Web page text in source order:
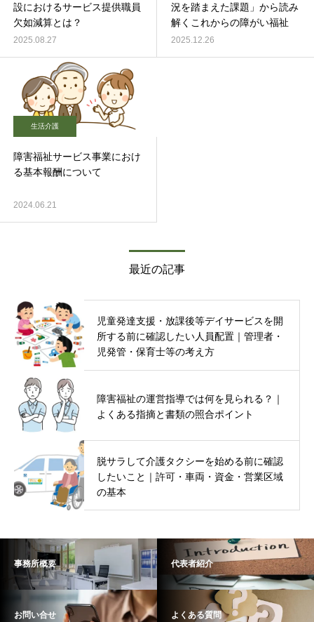
設におけるサービス提供職員
欠如減算とは？
2025.08.27
況を踏まえた課題」から読み
解くこれからの障がい福祉
2025.12.26
生活介護
障害福祉サービス事業におけ
る基本報酬について
2024.06.21
最近の記事
児童発達支援・放課後等デイサービスを開
所する前に確認したい人員配置｜管理者・
児発管・保育士等の考え方
障害福祉の運営指導では何を見られる？｜
よくある指摘と書類の照合ポイント
脱サラして介護タクシーを始める前に確認
したいこと｜許可・車両・資金・営業区域
の基本
事務所概要 代表者紹介
お問い合せ よくある質問